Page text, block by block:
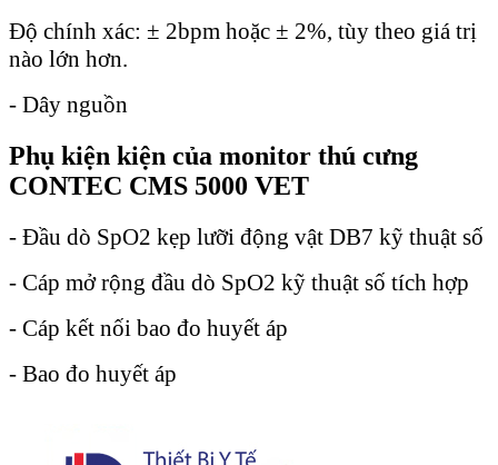
Độ chính xác: ± 2bpm hoặc ± 2%, tùy theo giá trị
nào lớn hơn.
- Dây nguồn
Phụ kiện kiện của monitor thú cưng
CONTEC CMS 5000 VET
- Đầu dò SpO2 kẹp lưỡi động vật DB7 kỹ thuật số
- Cáp mở rộng đầu dò SpO2 kỹ thuật số tích hợp
- Cáp kết nối bao đo huyết áp
- Bao đo huyết áp